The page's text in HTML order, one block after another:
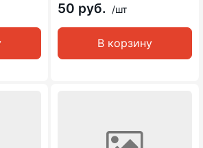
50 руб. /шт
В корзину